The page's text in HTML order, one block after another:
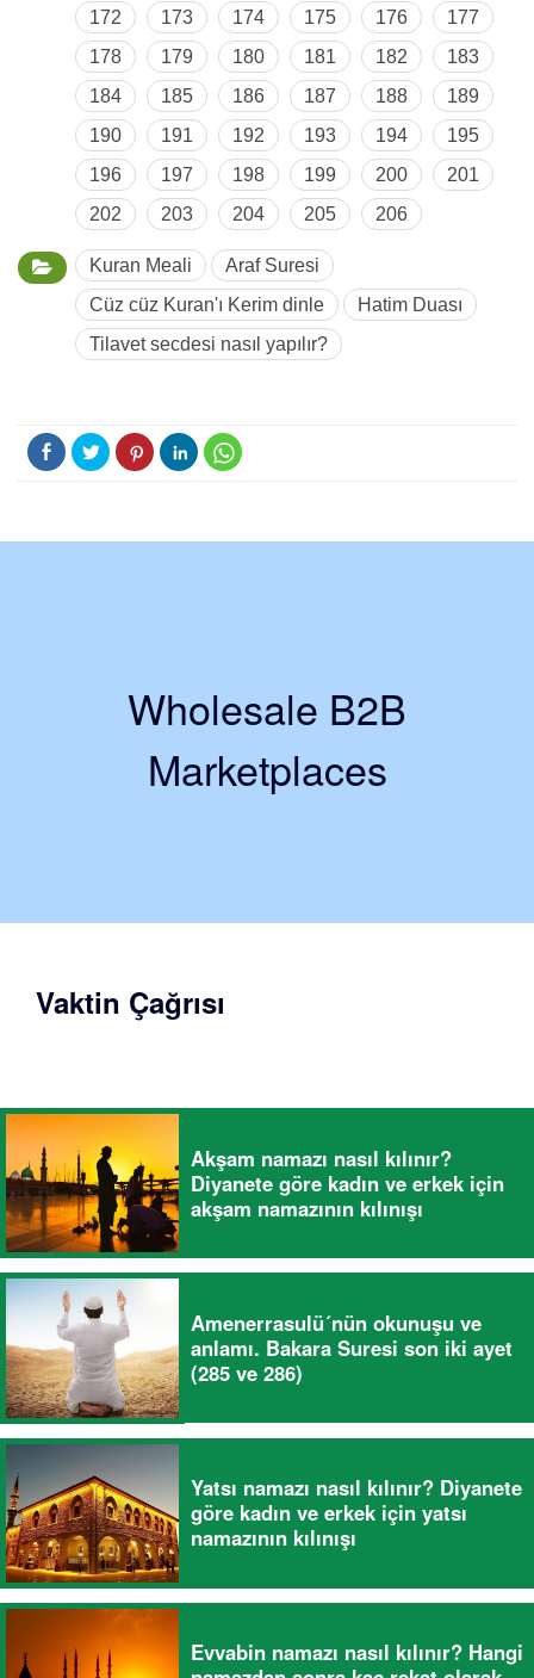
172
173 174 175 176
177
178
179 180 181 182
183
184
185 186 187 188
189
190
191 192 193 194
195
196
197 198 199 200
201
202
203 204 205 206
Kuran Meali
Araf Suresi
Cüz cüz Kuran'ı Kerim dinle
Hatim Duası
Tilavet secdesi nasıl yapılır?
Wholesale B2B
Marketplaces
Vaktin Çağrısı
Akşam namazı nasıl kılınır?
Diyanete göre kadın ve erkek için
akşam namazının kılınışı
Amenerrasulü´nün okunuşu ve
anlamı. Bakara Suresi son iki ayet
(285 ve 286)
Yatsı namazı nasıl kılınır? Diyanete
göre kadın ve erkek için yatsı
namazının kılınışı
Evvabin namazı nasıl kılınır? Hangi